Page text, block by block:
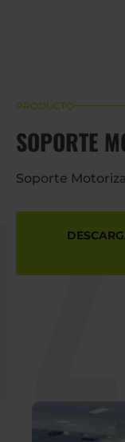
PRODUCTO
SOPORTE
Soporte